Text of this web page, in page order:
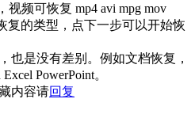
视频可恢复 mp4 avi mpg mov
复的类型，点下一步可以开始恢
也是没有差别。例如文档恢复，
PowerPoint。
内容请回复